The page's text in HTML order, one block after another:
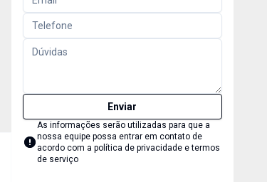
Enviar
As informações serão utilizadas para que a
nossa equipe possa entrar em contato de
acordo com a política de privacidade e termos
de serviço